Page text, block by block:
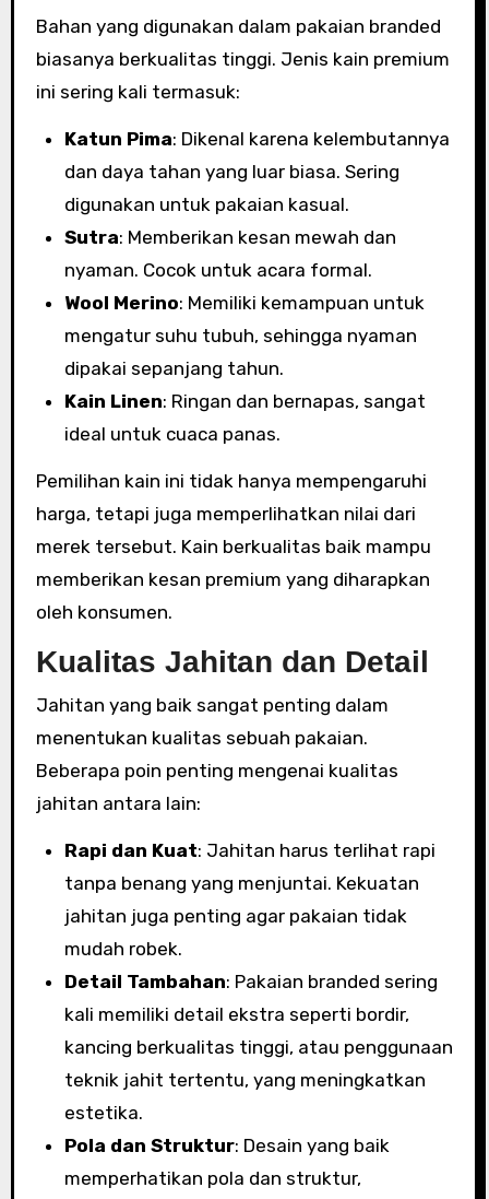
Bahan yang digunakan dalam pakaian branded
biasanya berkualitas tinggi. Jenis kain premium
ini sering kali termasuk:
Katun Pima: Dikenal karena kelembutannya
dan daya tahan yang luar biasa. Sering
digunakan untuk pakaian kasual.
Sutra: Memberikan kesan mewah dan
nyaman. Cocok untuk acara formal.
Wool Merino: Memiliki kemampuan untuk
mengatur suhu tubuh, sehingga nyaman
dipakai sepanjang tahun.
Kain Linen: Ringan dan bernapas, sangat
ideal untuk cuaca panas.
Pemilihan kain ini tidak hanya mempengaruhi
harga, tetapi juga memperlihatkan nilai dari
merek tersebut. Kain berkualitas baik mampu
memberikan kesan premium yang diharapkan
oleh konsumen.
Kualitas Jahitan dan Detail
Jahitan yang baik sangat penting dalam
menentukan kualitas sebuah pakaian.
Beberapa poin penting mengenai kualitas
jahitan antara lain:
Rapi dan Kuat: Jahitan harus terlihat rapi
tanpa benang yang menjuntai. Kekuatan
jahitan juga penting agar pakaian tidak
mudah robek.
Detail Tambahan: Pakaian branded sering
kali memiliki detail ekstra seperti bordir,
kancing berkualitas tinggi, atau penggunaan
teknik jahit tertentu, yang meningkatkan
estetika.
Pola dan Struktur: Desain yang baik
memperhatikan pola dan struktur,